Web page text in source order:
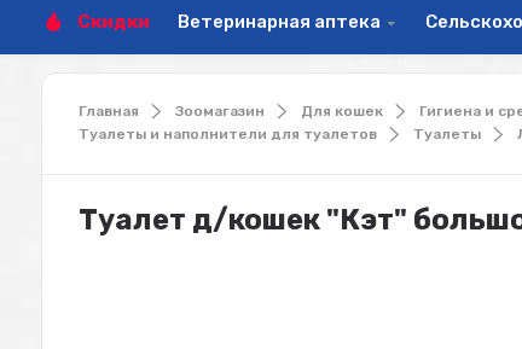
Скидки Ветеринарная аптека
Главная Зоомагазин Для кошек
Гигиена и
Туалеты и наполнители для туалетов
Туалеты
Туалет д/кошек "Кэт"